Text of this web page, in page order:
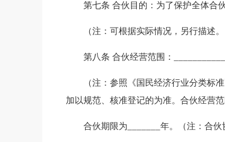
第七条 合伙目的：为了保护全体合
（注：可根据实际情况，另行描述。
第八条 合伙经营范围：
（注：参照《国民经济行业分类标
加以规范、核准登记的为准。合伙经营
合伙期限为_______年。（注：合